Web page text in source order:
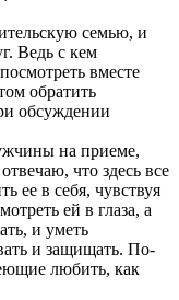
семью, и
Ведь с кем
вместе
обратить
обсуждении
на приеме,
что здесь все
ее в себя, чувствуя
ей в глаза, а
и уметь
и защищать. По-
любить, как